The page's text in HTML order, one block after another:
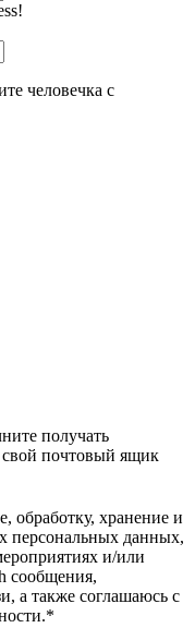
человечка с
получать
свой почтовый ящик
обработку, хранение и
персональных данных,
и/или
сообщения,
а также соглашаюсь с